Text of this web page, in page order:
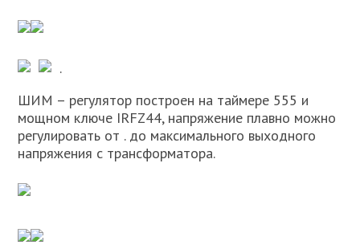
.
ШИМ – регулятор построен на таймере 555 и
мощном ключе IRFZ44, напряжение плавно можно
регулировать от . до максимального выходного
напряжения с трансформатора.